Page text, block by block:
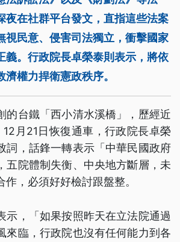
夜在社群平台發文，直指這些法案
視民意、侵害司法獨立，衝擊國家
義。行政院長卓榮泰則表示，將依
權力捍衛憲政秩序。
的台鐵「西小清水溪橋」，歷經近
月21日恢復通車，行政院長卓榮
詞，話鋒一轉表示「中華民國政府
五院體制失衡、中央地方斷層，未
，必須好好檢討跟盤整。
示，「如果按照昨天在立法院通過
來臨，行政院也沒有任何能力到各